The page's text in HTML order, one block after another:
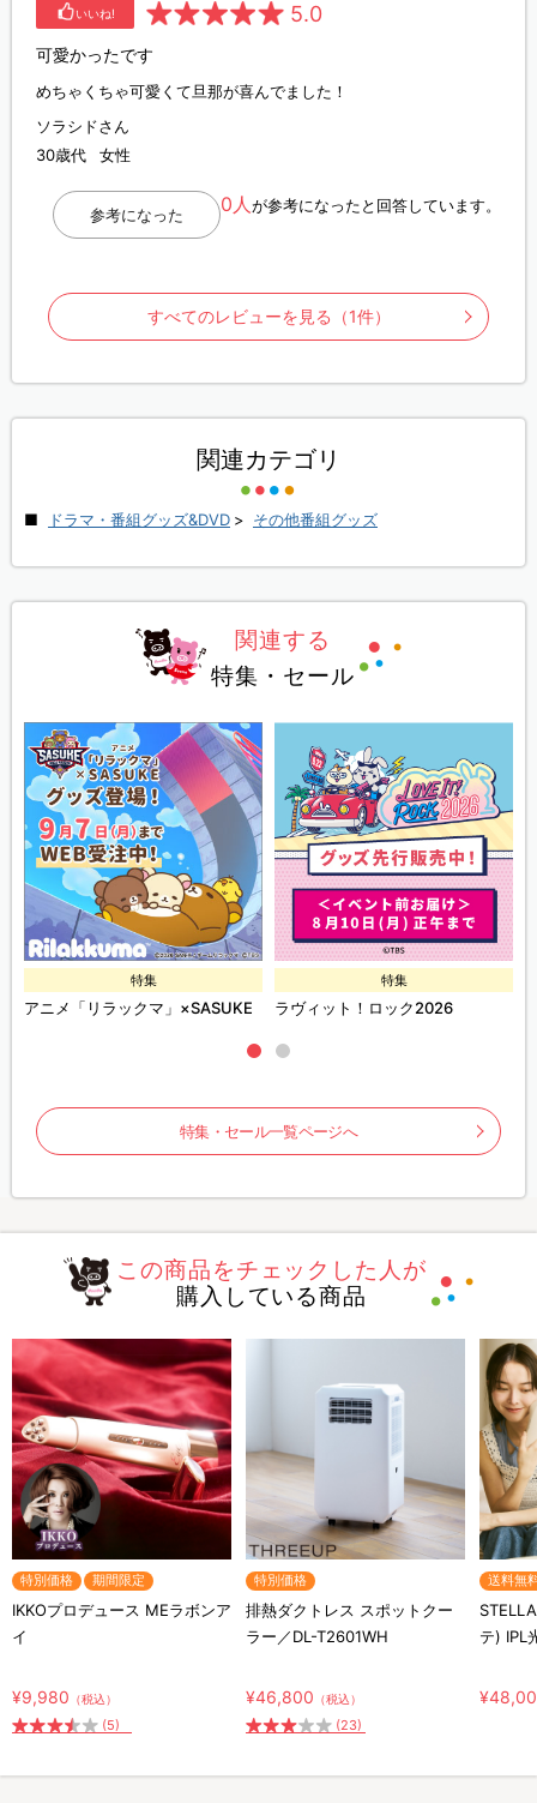
いいね! 5.0
可愛かったです
めちゃくちゃ可愛くて旦那が喜んでました！
ソラシドさん
30歳代
女性
0人が参考になったと回答しています。
参考になった
すべてのレビューを見る（1件）
関連カテゴリ
ドラマ・番組グッズ&DVD > その他番組グッズ
関連する
特集・セール
特集
アニメ「リラックマ」×SASUKE
特集
ラヴィット！ロック2026
特集・セール一覧ページへ
この商品をチェックした人が
購入している商品
特別価格 期間限定
IKKOプロデュース MEラボンア
イ
¥9,980 （税込）
(5)
特別価格
排熱ダクトレス スポットクー
ラー／DL-T2601WH
¥46,800 （税込）
(23)
送料無
テ) IPL